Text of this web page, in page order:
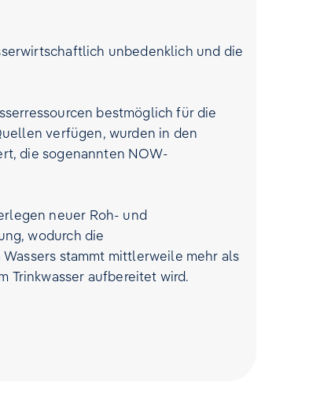
unbedenklich und die
bestmöglich für die
verfügen, wurden in den
die sogenannten NOW-
neuer Roh- und
wodurch die
stammt mittlerweile mehr als
Trinkwasser aufbereitet wird.